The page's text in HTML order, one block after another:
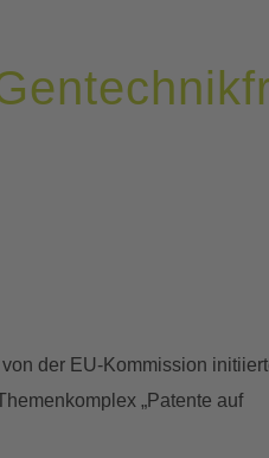
der EU-Kommission
„Patente auf